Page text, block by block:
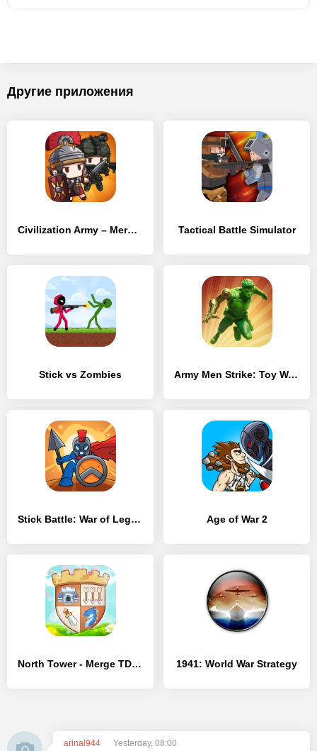
Другие приложения
Civilization Army – Merge Idle Tactical Battle Simulator
Stick vs Zombies Army Men Strike: Toy Wars
Stick Battle: War of Legions Age of War 2
North Tower - Merge TD Defense 1941: World War Strategy
arinal944
Yesterday, 08:00